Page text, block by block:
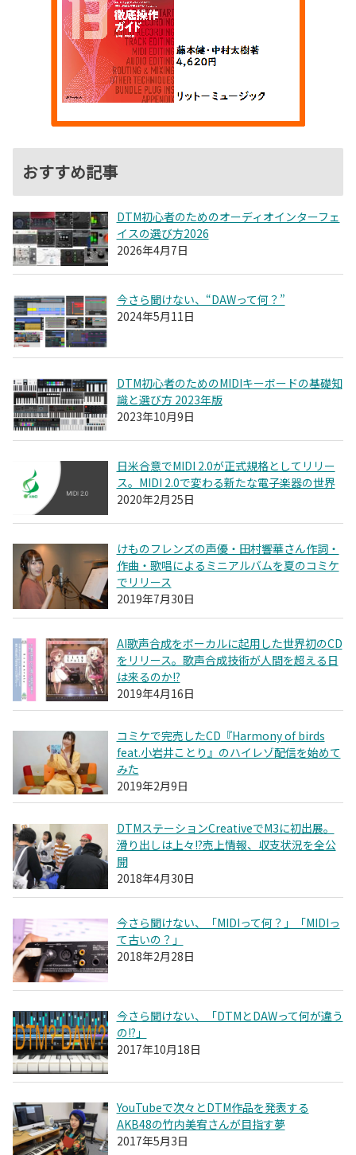
おすすめ記事
DTM初心者のためのオーディオインターフェ
イスの選び方2026
2026年4月7日
今さら聞けない、“DAWって何？”
2024年5月11日
DTM初心者のためのMIDIキーボードの基礎知
識と選び方 2023年版
2023年10月9日
日米合意でMIDI 2.0が正式規格としてリリー
ス。MIDI 2.0で変わる新たな電子楽器の世界
2020年2月25日
けものフレンズの声優・田村響華さん作詞・
作曲・歌唱によるミニアルバムを夏のコミケ
でリリース
2019年7月30日
AI歌声合成をボーカルに起用した世界初のCD
をリリース。歌声合成技術が人間を超える日
は来るのか!?
2019年4月16日
コミケで完売したCD『Harmony of birds
feat.小岩井ことり』のハイレゾ配信を始めて
みた
2019年2月9日
DTMステーションCreativeでM3に初出展。
滑り出しは上々!?売上情報、収支状況を全公
開
2018年4月30日
今さら聞けない、「MIDIって何？」「MIDIっ
て古いの？」
2018年2月28日
今さら聞けない、「DTMとDAWって何が違う
の!?」
2017年10月18日
YouTubeで次々とDTM作品を発表する
AKB48の竹内美宥さんが目指す夢
2017年5月3日